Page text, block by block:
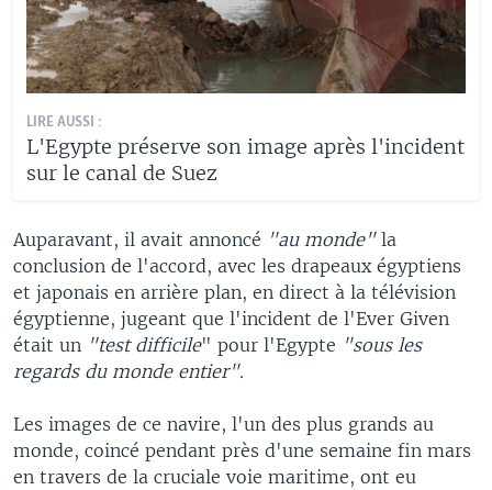
LIRE AUSSI :
L'Egypte préserve son image après l'incident
sur le canal de Suez
Auparavant, il avait annoncé "au monde"la
conclusion de l'accord, avec les drapeaux égyptiens
et japonais en arrière plan, en direct à la télévision
égyptienne, jugeant que l'incident de l'Ever Given
était un "test difficile" pour l'Egypte "sous les
regards du monde entier".
Les images de ce navire, l'un des plus grands au
monde, coincé pendant près d'une semaine fin mars
en travers de la cruciale voie maritime, ont eu